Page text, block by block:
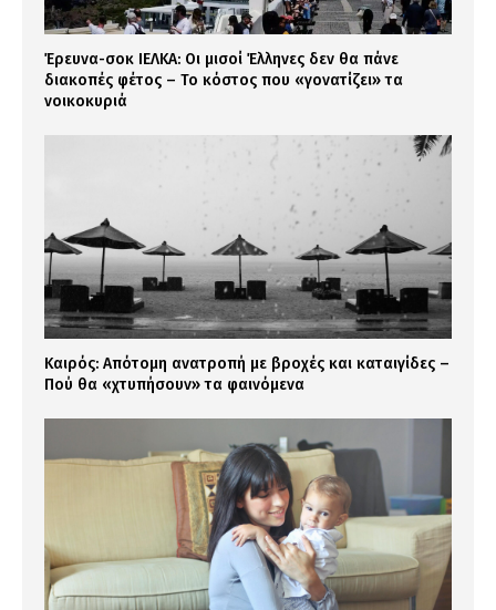
Έρευνα-σοκ ΙΕΛΚΑ: Οι μισοί Έλληνες δεν θα πάνε
διακοπές φέτος – Το κόστος που «γονατίζει» τα
νοικοκυριά
Καιρός: Απότομη ανατροπή με βροχές και καταιγίδες –
Πού θα «χτυπήσουν» τα φαινόμενα